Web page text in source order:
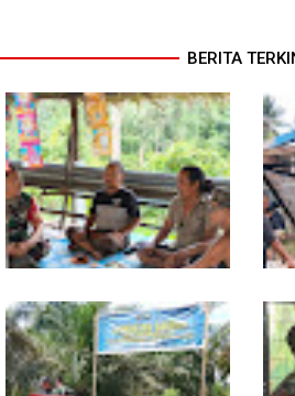
BERITA
Warung Kopi Jadi Ruang
Komsos, Babinsa Ajak Warga
Jaga Keamanan Lingkungan